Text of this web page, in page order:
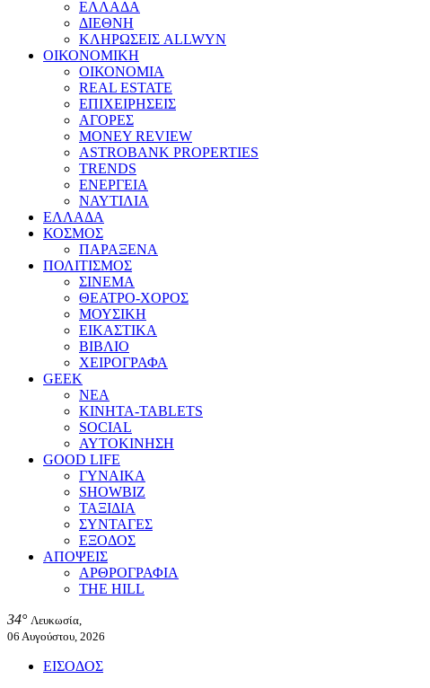
ΕΛΛΑΔΑ
ΔΙΕΘΝΗ
ΚΛΗΡΩΣΕΙΣ ALLWYN
ΟΙΚΟΝΟΜΙΚΗ
ΟΙΚΟΝΟΜΙΑ
REAL ESTATE
ΕΠΙΧΕΙΡΗΣΕΙΣ
ΑΓΟΡΕΣ
MONEY REVIEW
ASTROBANK PROPERTIES
TRENDS
ΕΝΕΡΓΕΙΑ
ΝΑΥΤΙΛΙΑ
ΕΛΛΑΔΑ
ΚΟΣΜΟΣ
ΠΑΡΑΞΕΝΑ
ΠΟΛΙΤΙΣΜΟΣ
ΣΙΝΕΜΑ
ΘΕΑΤΡΟ-ΧΟΡΟΣ
ΜΟΥΣΙΚΗ
ΕΙΚΑΣΤΙΚΑ
ΒΙΒΛΙΟ
ΧΕΙΡΟΓΡΑΦΑ
GEEK
ΝΕΑ
ΚΙΝΗΤΑ-TABLETS
SOCIAL
ΑΥΤΟΚΙΝΗΣΗ
GOOD LIFE
ΓΥΝΑΙΚΑ
SHOWBIZ
ΤΑΞΙΔΙΑ
ΣΥΝΤΑΓΕΣ
ΕΞΟΔΟΣ
ΑΠΟΨΕΙΣ
ΑΡΘΡΟΓΡΑΦΙΑ
THE HILL
34° Λευκωσία,
06 Αυγούστου, 2026
ΕΙΣΟΔΟΣ